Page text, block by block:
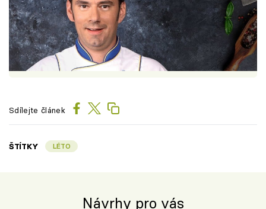
Sdílejte článek
ŠTÍTKY LÉTO
Návrhy pro vás